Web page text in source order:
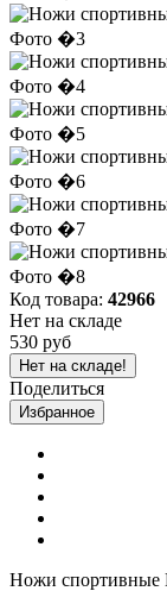
Код товара: 42966
Нет на складе
530 руб
Нет на складе!
Поделиться
Избранное
Ножи спортивные